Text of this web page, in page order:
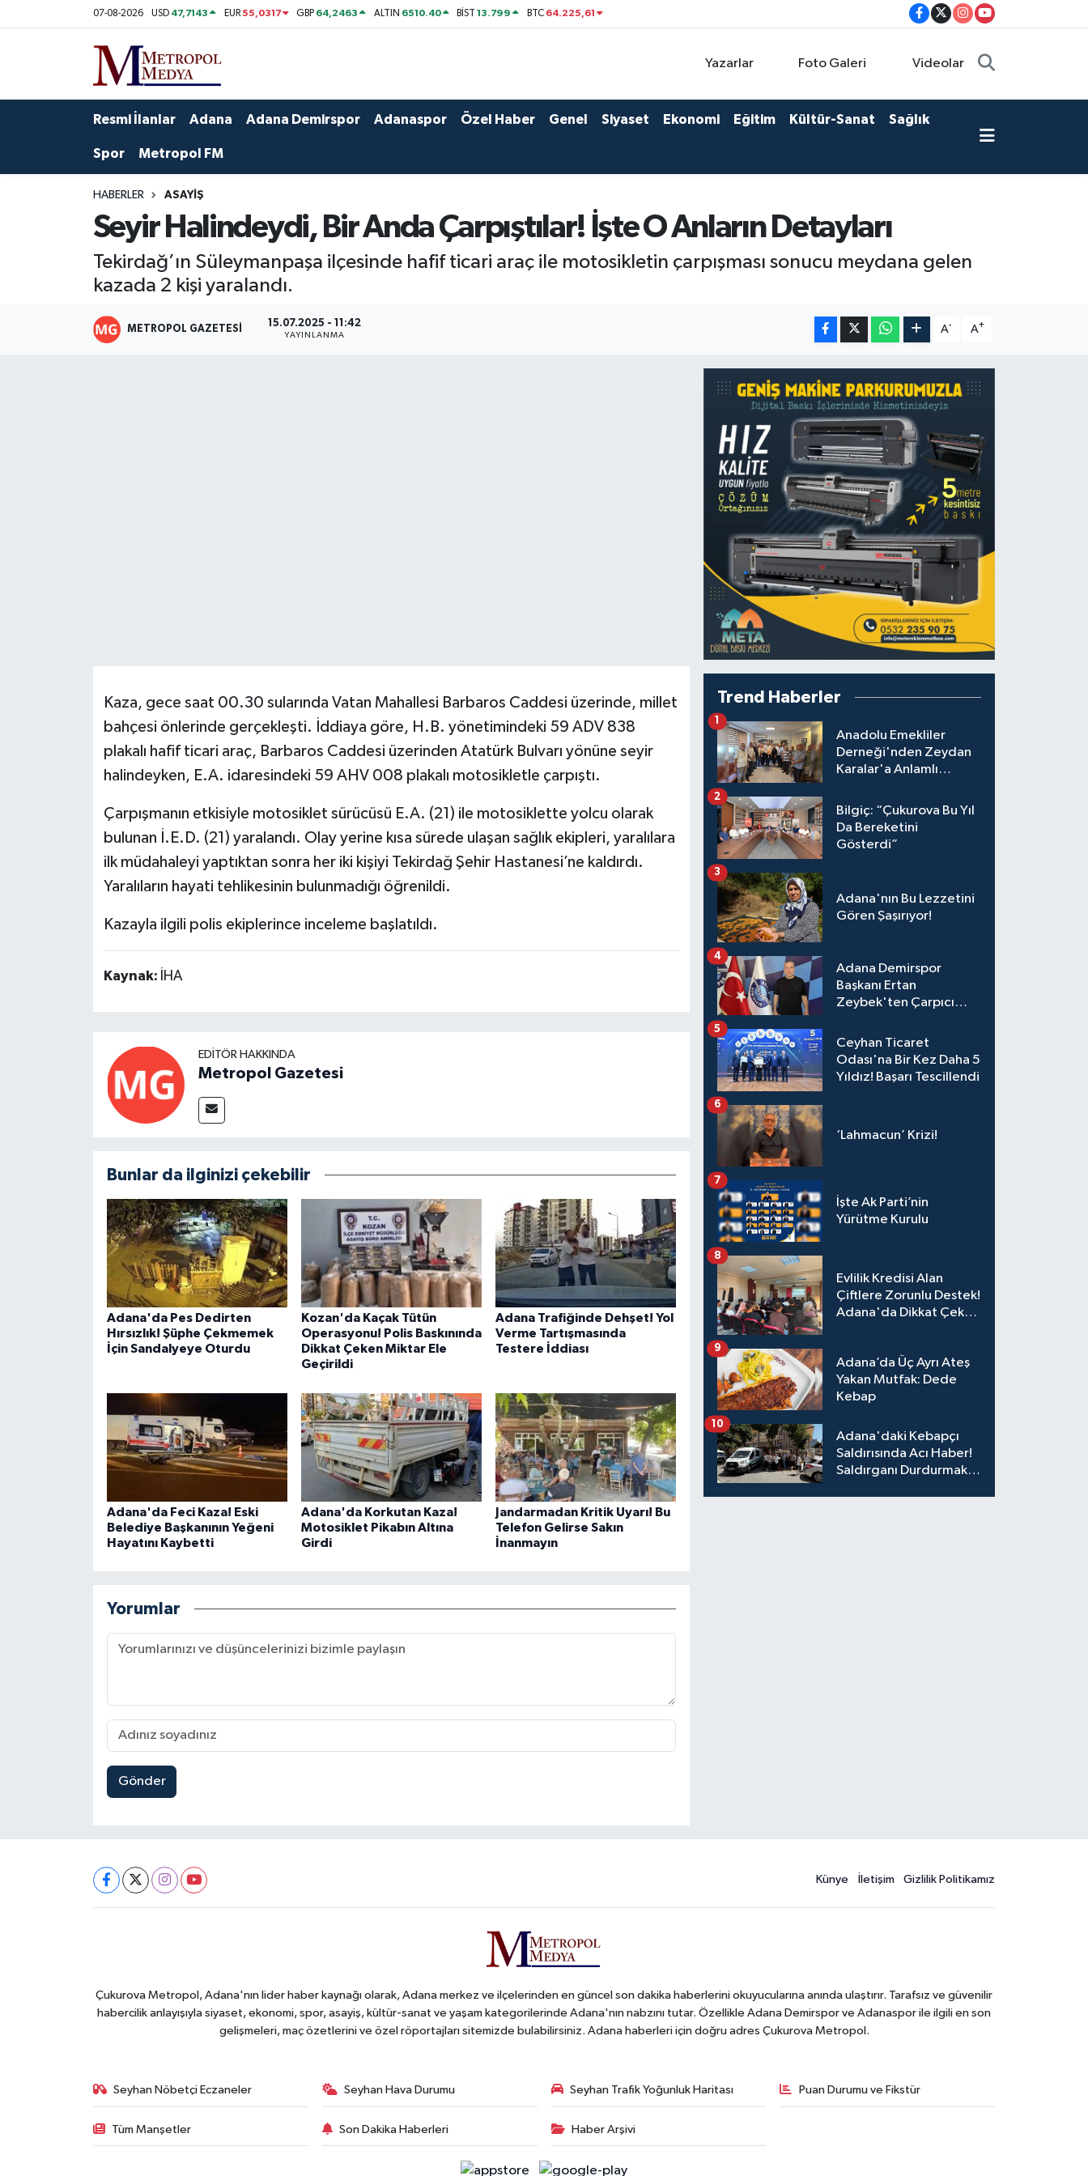
07-08-2026 USD 47,7143 EUR55,0317 GBP 64,2463 ALTIN 6510.40 BİST13.799 BTC 64.225,61
Yazarlar Foto Galeri Videolar
Resmi İlanlar Adana Adana Demirspor Adanaspor Özel Haber Genel Siyaset Ekonomi Eğitim Kültür-Sanat Sağlık
Spor Metropol FM
HABERLER ASAYIŞ
Seyir Halindeydi, Bir Anda Çarpıştılar! İşte O Anların Detayları
Tekirdağ’ın Süleymanpaşa ilçesinde hafif ticari araç ile motosikletin çarpışması sonucu meydana gelen
kazada 2 kişi yaralandı.
METROPOL GAZETESI 15.07.2025 - 11:42
YAYINLANMA
A- A+
Kaza, gece saat 00.30 sularında Vatan Mahallesi Barbaros Caddesi üzerinde, millet
bahçesi önlerinde gerçekleşti. İddiaya göre, H.B. yönetimindeki 59 ADV 838
plakalı hafif ticari araç, Barbaros Caddesi üzerinden Atatürk Bulvarı yönüne seyir
halindeyken, E.A. idaresindeki 59 AHV 008 plakalı motosikletle çarpıştı.
Çarpışmanın etkisiyle motosiklet sürücüsü E.A. (21) ile motosiklette yolcu olarak
bulunan İ.E.D. (21) yaralandı. Olay yerine kısa sürede ulaşan sağlık ekipleri, yaralılara
ilk müdahaleyi yaptıktan sonra her iki kişiyi Tekirdağ Şehir Hastanesi’ne kaldırdı.
Yaralıların hayati tehlikesinin bulunmadığı öğrenildi.
Kazayla ilgili polis ekiplerince inceleme başlatıldı.
Kaynak: İHA
EDITÖR HAKKINDA
Metropol Gazetesi
Bunlar da ilginizi çekebilir
Adana'da Pes Dedirten
Hırsızlık! Şüphe Çekmemek
İçin Sandalyeye Oturdu
Kozan'da Kaçak Tütün
Operasyonu! Polis Baskınında
Dikkat Çeken Miktar Ele
Geçirildi
Adana Trafiğinde Dehşet! Yol
Verme Tartışmasında
Testere İddiası
Adana'da Feci Kaza! Eski
Belediye Başkanının Yeğeni
Hayatını Kaybetti
Adana'da Korkutan Kaza!
Motosiklet Pikabın Altına
Girdi
Jandarmadan Kritik Uyarı! Bu
Telefon Gelirse Sakın
İnanmayın
Yorumlar
Gönder
Trend Haberler
Anadolu Emekliler
Derneği'nden Zeydan
Karalar'a Anlamlı
1
Bilgiç: “Çukurova Bu Yıl
Da Bereketini
Gösterdi”
2
Adana'nın Bu Lezzetini
Gören Şaşırıyor!
3
Adana Demirspor
Başkanı Ertan
Zeybek'ten Çarpıcı
Toparlanmak 10 Yıl
Sürer"
4
Ceyhan Ticaret
Odası'na Bir Kez Daha 5
Yıldız! Başarı Tescillendi
5
‘Lahmacun’ Krizi!
6
İşte Ak Parti’nin
Yürütme Kurulu
7
Evlilik Kredisi Alan
Çiftlere Zorunlu Destek!
Adana'da Dikkat Çeken
8
Adana’da Üç Ayrı Ateş
Yakan Mutfak: Dede
Kebap
9
Adana'daki Kebapçı
Saldırısında Acı Haber!
Saldırganı Durdurmak
10
Künye İletişim Gizlilik Politikamız
Çukurova Metropol, Adana'nın lider haber kaynağı olarak, Adana merkez ve ilçelerinden en güncel son dakika haberlerini okuyucularına anında ulaştırır. Tarafsız ve güvenilir
habercilik anlayışıyla siyaset, ekonomi, spor, asayiş, kültür-sanat ve yaşam kategorilerinde Adana'nın nabzını tutar. Özellikle Adana Demirspor ve Adanaspor ile ilgili en son
gelişmeleri, maç özetlerini ve özel röportajları sitemizde bulabilirsiniz. Adana haberleri için doğru adres Çukurova Metropol.
Seyhan Nöbetçi Eczaneler Seyhan Hava Durumu Seyhan Trafik Yoğunluk Haritası Puan Durumu ve Fikstür
Tüm Manşetler Son Dakika Haberleri Haber Arşivi
Ekonomi
Özel Haberler
Yerel Yönetim
Yazarlar
Foto Galeri
Seyhan Nöbetçi Eczaneler
Seyhan Hava Durumu
Tüm Manşetler
Son Dakika Haberleri